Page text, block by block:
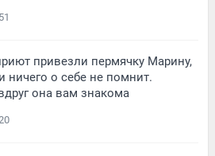
51
привезли пермячку Марину,
ничего о себе не помнит.
она вам знакома